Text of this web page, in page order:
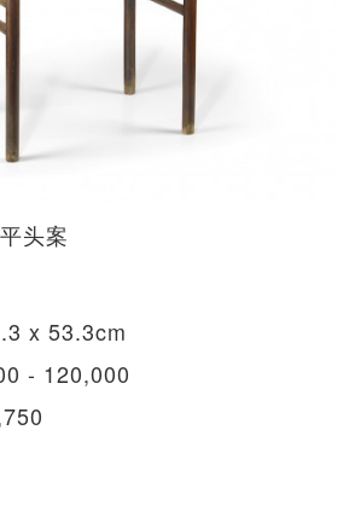
头案
x 53.3cm
- 120,000